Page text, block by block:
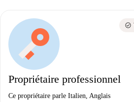
Propriétaire professionnel
Ce propriétaire parle Italien, Anglais
check_circle